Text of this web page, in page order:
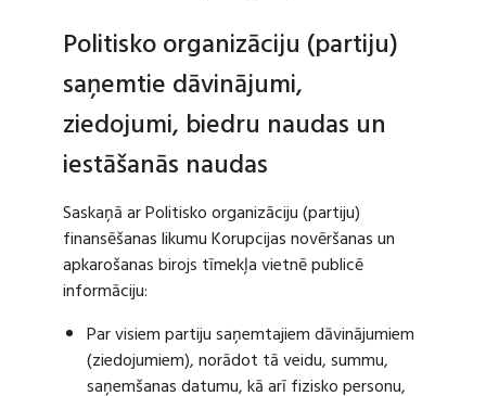
Politisko organizāciju (partiju)
saņemtie dāvinājumi,
ziedojumi, biedru naudas un
iestāšanās naudas
Saskaņā ar Politisko organizāciju (partiju)
finansēšanas likumu Korupcijas novēršanas un
apkarošanas birojs tīmekļa vietnē publicē
informāciju:
Par visiem partiju saņemtajiem dāvinājumiem
(ziedojumiem), norādot tā veidu, summu,
saņemšanas datumu, kā arī fizisko personu,